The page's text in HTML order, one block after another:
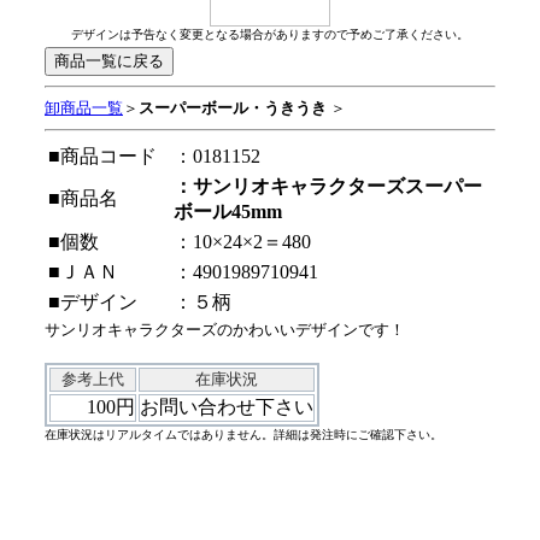
デザインは予告なく変更となる場合がありますので予めご了承ください。
卸商品一覧 ＞ スーパーボール・うきうき ＞
■商品コード ：0181152
■商品名
：サンリオキャラクターズスーパー
ボール45mm
■個数
：10×24×2＝480
■ＪＡＮ
：4901989710941
■デザイン
：５柄
サンリオキャラクターズのかわいいデザインです！
参考上代 在庫状況
100円 お問い合わせ下さい
在庫状況はリアルタイムではありません。詳細は発注時にご確認下さい。